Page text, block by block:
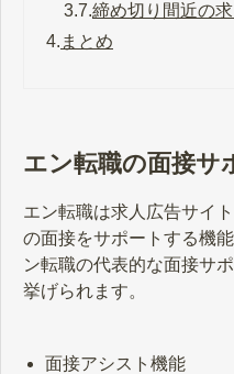
3.7.締め切り間近の
4. まとめ
エン転職の面接サ
エン転職は求人広告サイ
の面接をサポートする機
ン転職の代表的な面接サ
挙げられます。
面接アシスト機能